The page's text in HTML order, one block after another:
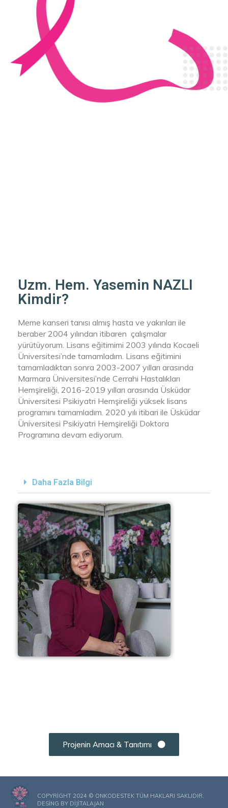
Uzm. Hem. Yasemin NAZLI
Kimdir?
Meme kanseri tanısı almış hasta ve yakınları ile
beraber 2004 yılından itibaren çalışmalar
yürütüyorum. Lisans eğitimimi 2003 yılında Kocaeli
Üniversitesi’nde tamamladım. Lisans eğitimini
tamamladıktan sonra 2003-2007 yılları arasında
Marmara Üniversitesi’nde Cerrahi Hastalıkları
Hemşireliği, 2016-2019 yılları arasında Üsküdar
Üniversitesi Psikiyatri Hemşireliği yüksek lisans
programını tamamladım. 2020 yılı itibari ile Üsküdar
Üniversitesi Psikiyatri Hemşireliği Doktora
Programına devam ediyorum.
Daha Fazla Bilgi
Projenin Amacı & Tanıtımı
COPYRIGHT 2024 © ONKODESTEK TÜM HAKLARI SAKLIDIR.
DESING BY DIJITALAJAN